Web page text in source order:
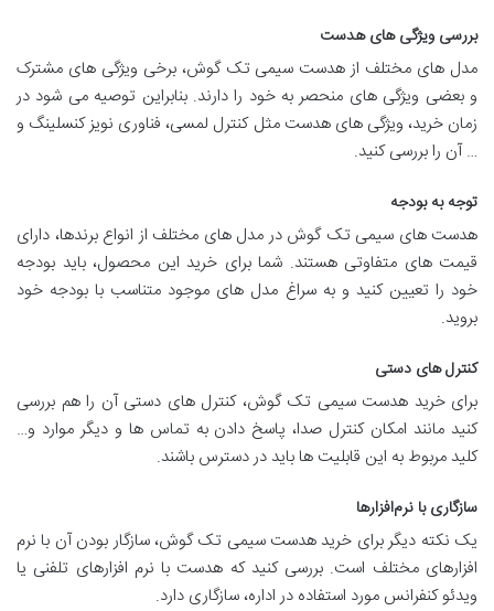
بررسی ویژگی های هدست
مدل های مختلف از هدست سیمی تک گوش، برخی ویژگی های مشترک
و بعضی ویژگی های منحصر به خود را دارند. بنابراین توصیه می شود در
زمان خرید، ویژگی های هدست مثل کنترل لمسی، فناوری نویز کنسلینگ و
… آن را بررسی کنید.
توجه به بودجه
هدست های سیمی تک گوش در مدل های مختلف از انواع برندها، دارای
قیمت های متفاوتی هستند. شما برای خرید این محصول، باید بودجه
خود را تعیین کنید و به سراغ مدل های موجود متناسب با بودجه خود
بروید.
کنترل ‌های دستی
برای خرید هدست سیمی تک گوش، کنترل های دستی آن را هم بررسی
کنید مانند امکان کنترل صدا، پاسخ دادن به تماس‌ ها و دیگر موارد و…
کلید مربوط به این قابلیت ها باید در دسترس باشند.
سازگاری با نرم‌افزارها
یک نکته دیگر برای خرید هدست سیمی تک گوش، سازگار بودن آن با نرم
افزارهای مختلف است. بررسی کنید که هدست با نرم افزارهای تلفنی یا
ویدئو کنفرانس مورد استفاده در اداره، سازگاری دارد.